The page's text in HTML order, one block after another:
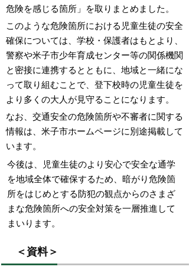
危険を感じる箇所」を取りまとめました。
このような危険箇所における児童生徒の安全
確保については、学校・保護者はもとより、
警察や米子市少年育成センター等の関係機関
と密接に連携するとともに、地域と一緒にな
って取り組むことで、登下校時の児童生徒を
より多くの大人が見守ることになります。
なお、交通安全の危険箇所や不審者に関する
情報は、米子市ホームページに別途掲載して
います。
今後は、児童生徒のより安心で安全な通学
を地域全体で確保するため、暗がり危険箇
所をはじめとする防犯の観点からのさまざ
まな危険箇所への安全対策を一層推進して
まいります。
＜資料＞